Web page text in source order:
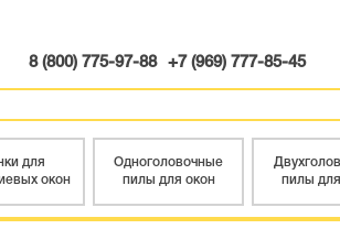
8 (800) 775-97-88 +7 (969) 777-85-45
для
окон
Одноголовочные
пилы для окон
пилы